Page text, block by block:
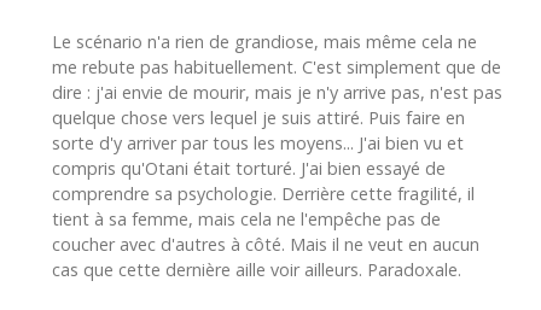
Le scénario n'a rien de grandiose, mais même cela ne
me rebute pas habituellement. C'est simplement que de
dire : j'ai envie de mourir, mais je n'y arrive pas, n'est pas
quelque chose vers lequel je suis attiré. Puis faire en
sorte d'y arriver par tous les moyens... J'ai bien vu et
compris qu'Otani était torturé. J'ai bien essayé de
comprendre sa psychologie. Derrière cette fragilité, il
tient à sa femme, mais cela ne l'empêche pas de
coucher avec d'autres à côté. Mais il ne veut en aucun
cas que cette dernière aille voir ailleurs. Paradoxale.